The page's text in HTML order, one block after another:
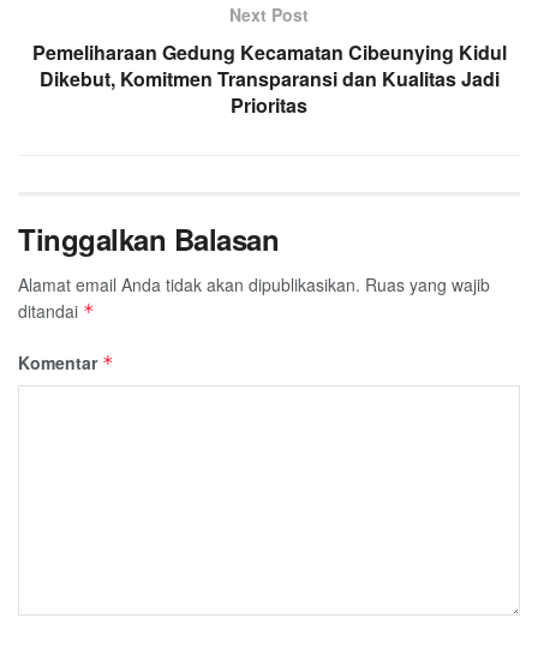
Next Post
Pemeliharaan Gedung Kecamatan Cibeunying Kidul
Dikebut, Komitmen Transparansi dan Kualitas Jadi
Prioritas
Tinggalkan Balasan
Alamat email Anda tidak akan dipublikasikan. Ruas yang wajib
ditandai *
Komentar *